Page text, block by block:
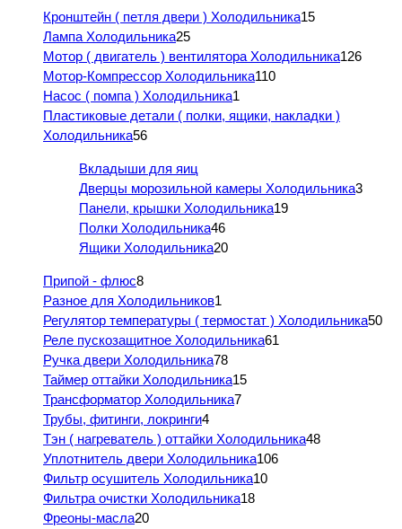
Кронштейн ( петля двери ) Холодильника15
Лампа Холодильника25
Мотор ( двигатель ) вентилятора Холодильника126
Мотор-Компрессор Холодильника110
Насос ( помпа ) Холодильника1
Пластиковые детали ( полки, ящики, накладки )
Холодильника56
Вкладыши для яиц
Дверцы морозильной камеры Холодильника3
Панели, крышки Холодильника19
Полки Холодильника46
Ящики Холодильника20
Припой - флюс8
Разное для Холодильников1
Регулятор температуры ( термостат ) Холодильника50
Реле пускозащитное Холодильника61
Ручка двери Холодильника78
Таймер оттайки Холодильника15
Трансформатор Холодильника7
Трубы, фитинги, локринги4
Тэн ( нагреватель ) оттайки Холодильника48
Уплотнитель двери Холодильника106
Фильтр осушитель Холодильника10
Фильтра очистки Холодильника18
Фреоны-масла20